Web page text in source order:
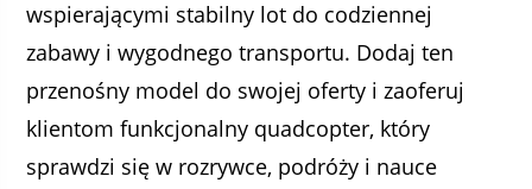
wspierającymi stabilny lot do codziennej
zabawy i wygodnego transportu. Dodaj ten
przenośny model do swojej oferty i zaoferuj
klientom funkcjonalny quadcopter, który
sprawdzi się w rozrywce, podróży i nauce